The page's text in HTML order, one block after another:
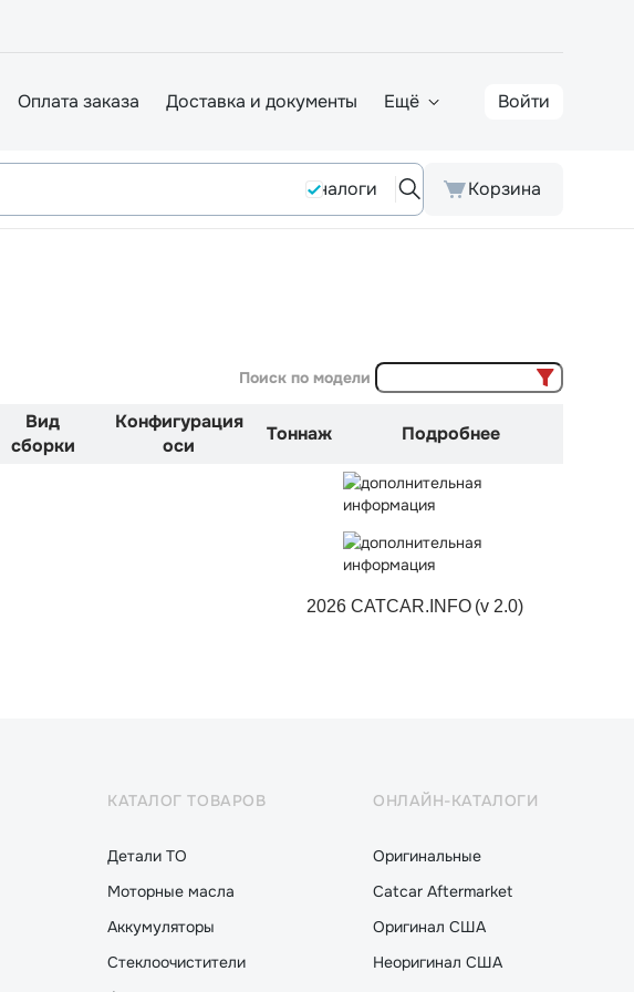
Оплата заказа Доставка и документы Ещё Войти
Аналоги Корзина
Поиск по модели
Вид
сборки
Конфигурация
оси
Тоннаж Подробнее
2026 CATCAR.INFO (v 2.0)
КАТАЛОГ ТОВАРОВ
Детали ТО
Моторные масла
Аккумуляторы
Стеклоочистители
ОНЛАЙН-КАТАЛОГИ
Оригинальные
Catcar Aftermarket
Оригинал США
Неоригинал США